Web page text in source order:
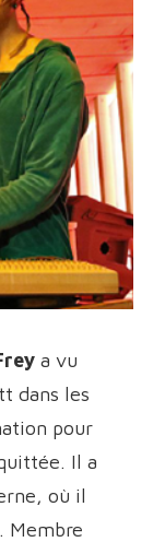
a vu
dans les
pour
Il a
où il
Membre